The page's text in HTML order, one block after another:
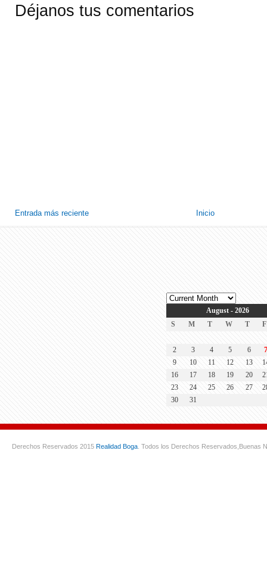
Déjanos tus comentarios
Entrada más reciente Inicio
August - 2026
S
M T W T F
2 3 4 5 6
9
10 11 12 13
16
17 18 19 20
23
24 25 26 27
30
31
Derechos Reservados 2015 Realidad Boga . Todos los Derechos Reservados, Buenas